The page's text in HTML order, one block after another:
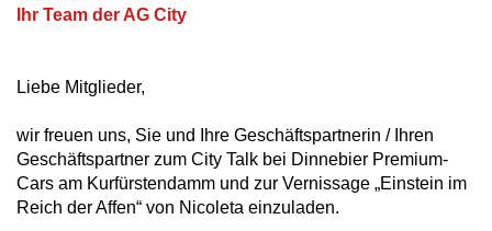
Ihr Team der AG City
Liebe Mitglieder,
wir freuen uns, Sie und Ihre Geschäftspartnerin / Ihren
Geschäftspartner zum City Talk bei Dinnebier Premium-
Cars am Kurfürstendamm und zur Vernissage „Einstein im
Reich der Affen“ von Nicoleta einzuladen.